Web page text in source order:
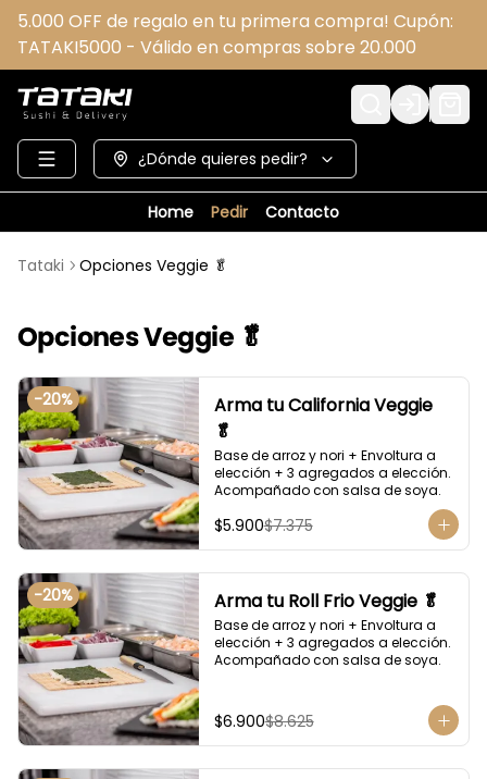
5.000 OFF de regalo en tu primera compra! Cupón:
TATAKI5000 - Válido en compras sobre 20.000
Login
¿Dónde quieres pedir?
Home Pedir Contacto
Tataki Opciones Veggie 🥬
Opciones Veggie 🥬
-20%
Arma tu California Veggie
🥬
Base de arroz y nori + Envoltura a
elección + 3 agregados a elección.
Acompañado con salsa de soya.
$5.900$7.375
-20% Arma tu Roll Frio Veggie 🥬
Base de arroz y nori + Envoltura a
elección + 3 agregados a elección.
Acompañado con salsa de soya.
$6.900$8.625